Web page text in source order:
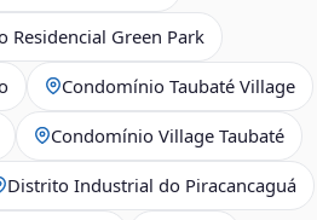
Residencial Green Park
Condomínio Taubaté Village
Condomínio Village Taubaté
Distrito Industrial do Piracancaguá